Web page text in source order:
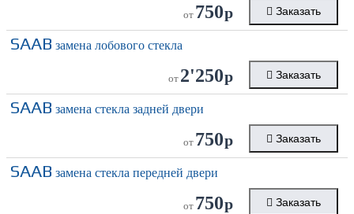
от 750р Заказать
SAAB замена лобового стекла
от 2'250р Заказать
SAAB замена стекла задней двери
от 750р Заказать
SAAB замена стекла передней двери
от 750р Заказать